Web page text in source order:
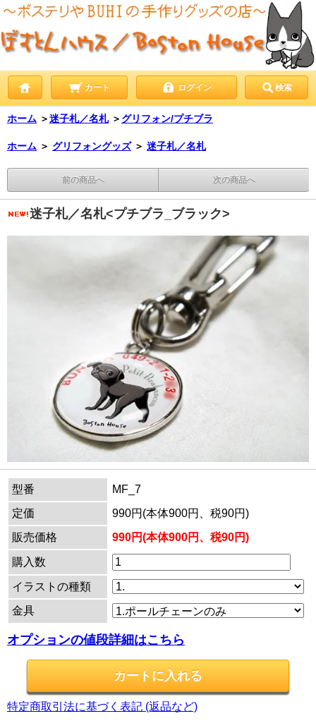
カート ログイン 検索
ホーム ＞迷子札／名札 ＞ グリフォン/プチブラ
ホーム ＞ グリフォングッズ ＞ 迷子札／名札
前の商品へ 次の商品へ
迷子札／名札<プチブラ_ブラック>
型番
MF_7
定価
990円(本体900円、税90円)
販売価格
990円(本体900円、税90円)
購入数
イラストの種類
金具
オプションの値段詳細はこちら
特定商取引法に基づく表記 (返品など)